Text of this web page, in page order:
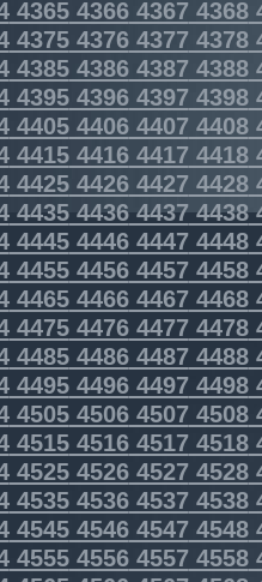
436543664367 4368
437543764377 4378
438543864387 4388
439543964397 4398
440544064407 4408
441544164417 4418
442544264427 4428
4435443644374438
4445444644474448
4455445644574458
4465446644674468
4475447644774478
4485448644874488
4495449644974498
4505450645074508
4515451645174518
4525452645274528
4535453645374538
4545454645474548
4555455645574558